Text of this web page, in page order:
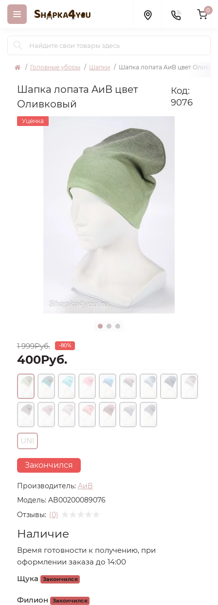
0
Головные уборы Шапки Шапка лопата AиB цвет
Шапка лопата AиB цвет
Оливковый
Код:
9076
Уценка
Производитель: AиB
Модель: AB00200089076
Отзывы: (0)
1 999Руб. -80%
400Руб.
UNI
Закончился
Наличие
Время готовности к получению, при
оформлении заказа до 14:00
Щука
Закончился
Филион Закончился